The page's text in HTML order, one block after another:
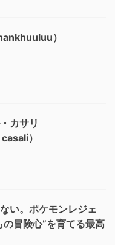
）
カサリ
）
い。ポケモンレジェ
冒険心”を育てる最高